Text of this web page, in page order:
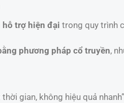
trợ hiện đại trong quy trình
phương pháp cổ truyền,
gian, không hiệu quả